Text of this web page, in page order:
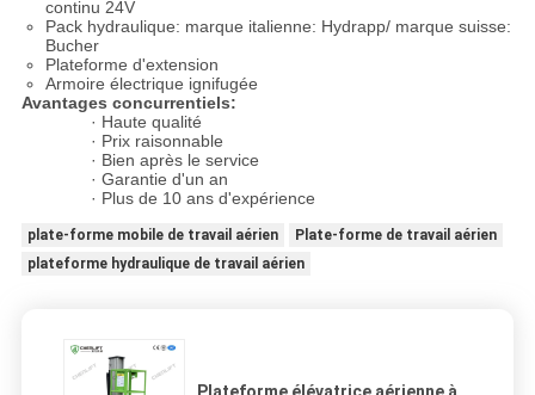
continu 24V
Pack hydraulique: marque italienne: Hydrapp/ marque suisse:
Bucher
Plateforme d'extension
Armoire électrique ignifugée
Avantages concurrentiels:
· Haute qualité
· Prix raisonnable
· Bien après le service
· Garantie d'un an
· Plus de 10 ans d'expérience
plate-forme mobile de travail aérien
Plate-forme de travail aérien
plateforme hydraulique de travail aérien